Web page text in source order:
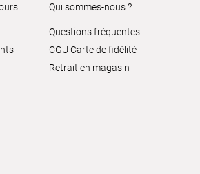
Qui sommes-nous ?
Questions fréquentes
CGU Carte de fidélité
Retrait en magasin